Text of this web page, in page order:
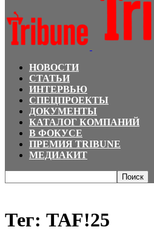
НОВОСТИ
СТАТЬИ
ИНТЕРВЬЮ
СПЕЦПРОЕКТЫ
ДОКУМЕНТЫ
КАТАЛОГ КОМПАНИЙ
В ФОКУСЕ
ПРЕМИЯ TRIBUNE
МЕДИАКИТ
Тег: TAF!25